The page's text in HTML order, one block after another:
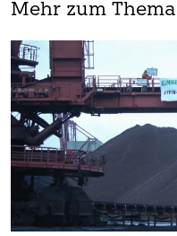
Mehr zum Thema